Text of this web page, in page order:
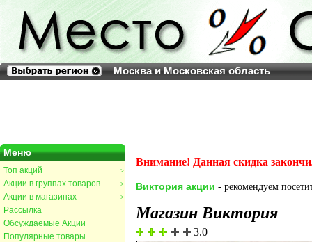
Москва и Московская область
Меню
>
Топ акций
>
Акции в группах товаров
>
Акции в магазинах
Рассылка
Обсуждаемые Акции
Популярные товары
Внимание! Данная скидка
Виктория акции - рекомендуем
Магазин Виктория
3.0